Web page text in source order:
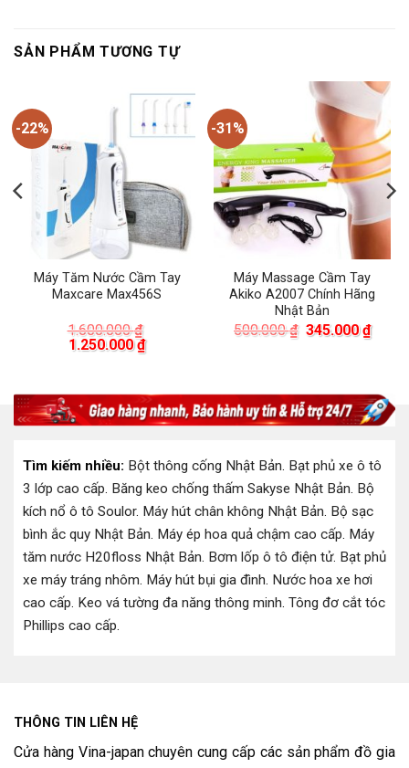
SẢN PHẨM TƯƠNG TỰ
-22%
Máy Tăm Nước Cầm Tay
Maxcare Max456S
1.600.000₫
Giá
1.250.000₫Giá
hiện
1.250.000 ₫.
-31%
Máy Massage Cầm Tay
Akiko A2007 Chính Hãng
Nhật Bản
500.000₫ Giá
345.000₫Giá
hiện
₫.
Tìm kiếm nhiều: Bột thông cống Nhật Bản. Bạt phủ xe ô tô
3 lớp cao cấp. Băng keo chống thấm Sakyse Nhật Bản. Bộ
kích nổ ô tô Soulor. Máy hút chân không Nhật Bản. Bộ sạc
bình ắc quy Nhật Bản. Máy ép hoa quả chậm cao cấp. Máy
tăm nước H20floss Nhật Bản. Bơm lốp ô tô điện tử. Bạt phủ
xe máy tráng nhôm. Máy hút bụi gia đình. Nước hoa xe hơi
cao cấp. Keo vá tường đa năng thông minh. Tông đơ cắt tóc
Phillips cao cấp.
THÔNG TIN LIÊN HỆ
Cửa hàng Vina-japan chuyên cung cấp các sản phẩm đồ gia